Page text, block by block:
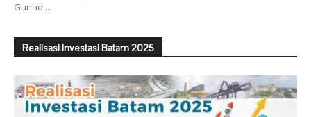
Gunadi...
Realisasi Investasi Batam 2025